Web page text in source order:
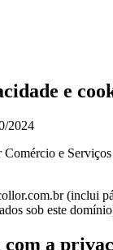
e
2024
Comércio e
(inclui
sob este
com a